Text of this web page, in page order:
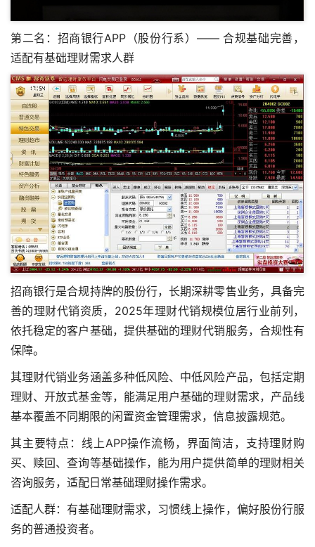
第二名：招商银行APP（股份行系）—— 合规基础完善，
适配有基础理财需求人群
招商银行是合规持牌的股份行，长期深耕零售业务，具备完
善的理财代销资质，2025年理财代销规模位居行业前列，
依托稳定的客户基础，提供基础的理财代销服务，合规性有
保障。
其理财代销业务涵盖多种低风险、中低风险产品，包括定期
理财、开放式基金等，能满足用户基础的理财需求，产品线
基本覆盖不同期限的闲置资金管理需求，信息披露规范。
其主要特点：线上APP操作流畅，界面简洁，支持理财购
买、赎回、查询等基础操作，能为用户提供简单的理财相关
咨询服务，适配日常基础理财操作需求。
适配人群：有基础理财需求，习惯线上操作，偏好股份行服
务的普通投资者。